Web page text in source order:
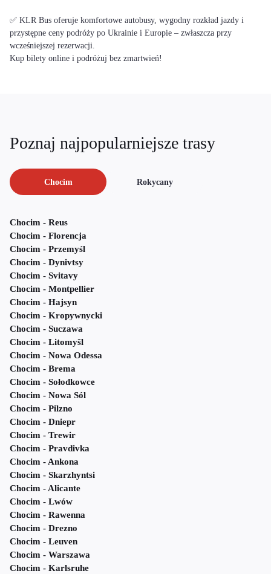
✅ KLR Bus oferuje komfortowe autobusy, wygodny rozkład jazdy i
przystępne ceny podróży po Ukrainie i Europie – zwłaszcza przy
wcześniejszej rezerwacji.
Kup bilety online i podróżuj bez zmartwień!
Poznaj najpopularniejsze trasy
Chocim Rokycany
Chocim - Reus
Chocim - Florencja
Chocim - Przemyśl
Chocim - Dynivtsy
Chocim - Svitavy
Chocim - Montpellier
Chocim - Hajsyn
Chocim - Kropywnycki
Chocim - Suczawa
Chocim - Litomyšl
Chocim - Nowa Odessa
Chocim - Brema
Chocim - Sołodkowce
Chocim - Nowa Sól
Chocim - Pilzno
Chocim - Dniepr
Chocim - Trewir
Chocim - Pravdivka
Chocim - Ankona
Chocim - Skarzhyntsi
Chocim - Alicante
Chocim - Lwów
Chocim - Rawenna
Chocim - Drezno
Chocim - Leuven
Chocim - Warszawa
Chocim - Karlsruhe